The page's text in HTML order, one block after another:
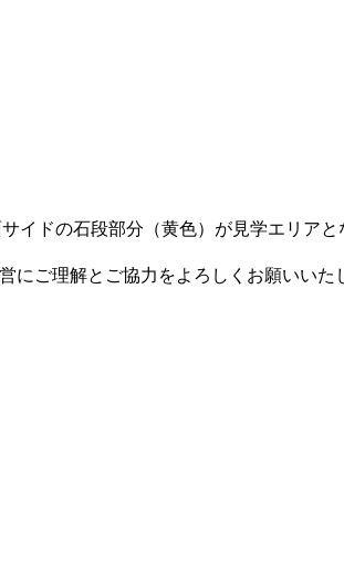
イドの石段部分（黄色）が見学エリアと
にご理解とご協力をよろしくお願いいた